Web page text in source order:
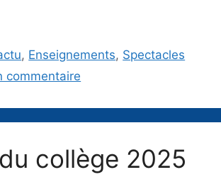
, Enseignements, Spectacles
commentaire
collège 2025